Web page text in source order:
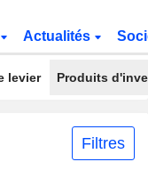
Actualités
levier Produits
Filtres